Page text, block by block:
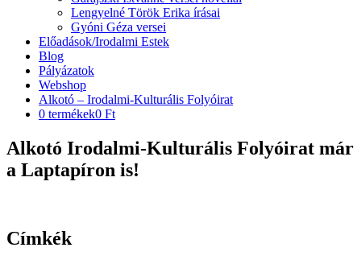
Lengyelné Török Erika írásai
Gyóni Géza versei
Előadások/Irodalmi Estek
Blog
Pályázatok
Webshop
Alkotó – Irodalmi-Kulturális Folyóirat
0 termékek0 Ft
Alkotó Irodalmi-Kulturális Folyóirat már
a Laptapíron is!
Címkék